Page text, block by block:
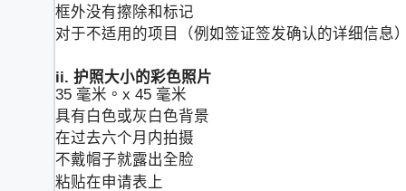
框外没有擦除和标记
对于不适用的项目（例如签证签发确认的详细信息
ii. 护照大小的彩色照片
35 毫米。x 45 毫米
具有白色或灰白色背景
在过去六个月内拍摄
不戴帽子就露出全脸
粘贴在申请表上